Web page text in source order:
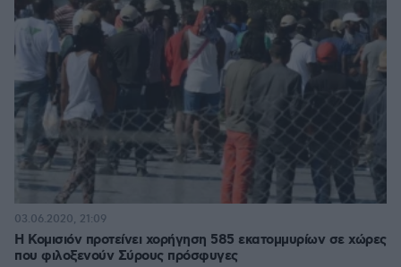
Η Κομισιόν προτείνει χορήγηση 585 εκατομμυρίων σε χώρες
που φιλοξενούν Σύρους πρόσφυγες
03.06.2020, 21:09